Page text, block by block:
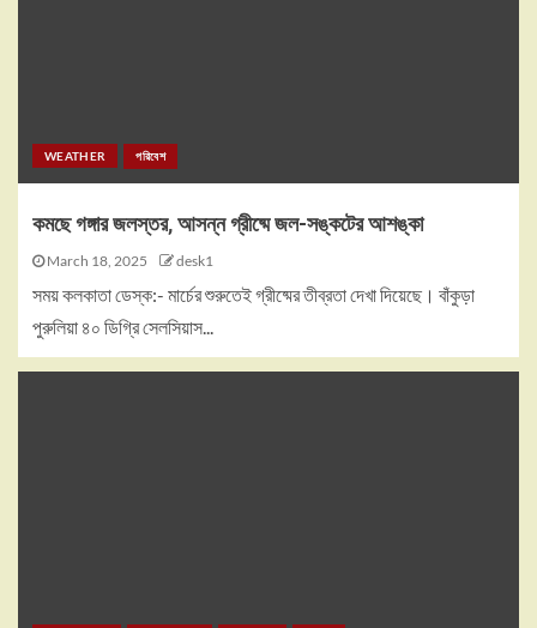
WEATHER পরিবেশ
কমছে গঙ্গার জলস্তর, আসন্ন গ্রীষ্মে জল-সঙ্কটের আশঙ্কা
March 18, 2025 desk1
সময় কলকাতা ডেস্ক:- মার্চের শুরুতেই গ্রীষ্মের তীব্রতা দেখা দিয়েছে। বাঁকুড়া
পুরুলিয়া ৪০ ডিগ্রি সেলসিয়াস...